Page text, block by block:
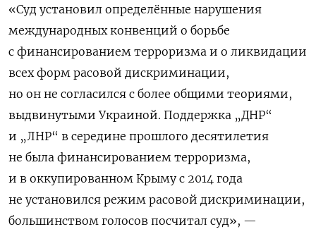
«Суд установил определённые нарушения
международных конвенций о борьбе
с финансированием терроризма и о ликвидации
всех форм расовой дискриминации,
но он не согласился с более общими теориями,
выдвинутыми Украиной. Поддержка „ДНР“
и „ЛНР“ в середине прошлого десятилетия
не была финансированием терроризма,
и в оккупированном Крыму с 2014 года
не установился режим расовой дискриминации,
большинством голосов посчитал суд», —